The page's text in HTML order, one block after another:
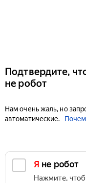
Подтвердите,
не робот
Нам очень жаль, но
автоматические.
Я не робот
Нажмите,